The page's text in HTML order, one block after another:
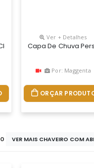
Cores. Fornecida
De Polivinilo (pvc)
Ver + Detalhes
Capa De Chuva
Por: Maggenta
ORÇAR
VER MAIS CHAVEIRO COM